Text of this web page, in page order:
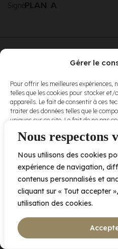
Nous respectons
Nous utilisons des cookies
expérience de navigation,
contenus personnalisés et
cliquant sur « Tout accepter
utilisation des cookies.
Gérer le
Pour offrir les meilleures expériences,
telles que les cookies pour stocker
appareils. Le fait de consentir à ces
traiter des données telles que le
uniques sur ce site. Le fait de ne pas
et fonctions.
Signé
conditions
d’utilisationet
nospolitiques
de
confidentialité .
2005 av. de Bois-